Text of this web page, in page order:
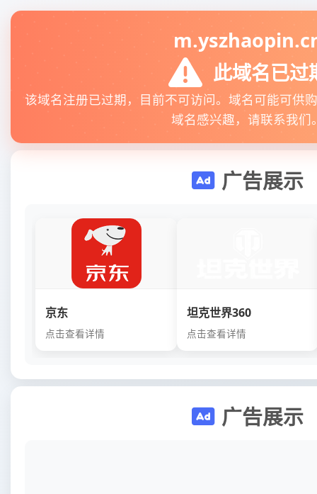
此域名已过
该域名注册已过期，目前不可访问。域名可能可供
域名感兴趣，请联系我们
广告展示
京东
点击查看详情
坦克世界360
点击查看详情
广告展示